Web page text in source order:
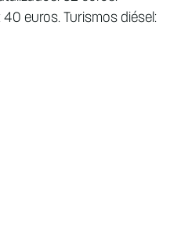
euros. Turismos diésel: